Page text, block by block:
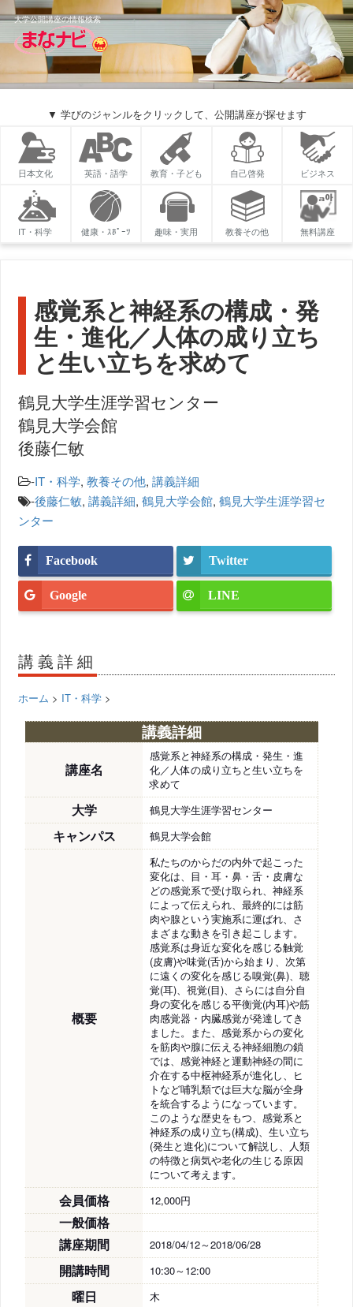
大学公開講座の情報検索
▼ 学びのジャンルをクリックして、公開講座が探せます
日本文化 英語・語学 教育・子ども 自己啓発 ビジネス
IT・科学 健康・ｽﾎﾟｰﾂ 趣味・実用 教養その他 無料講座
感覚系と神経系の構成・発
生・進化／人体の成り立ち
と生い立ちを求めて
鶴見大学生涯学習センター
鶴見大学会館
後藤仁敏
-IT・科学,教養その他,講義詳細
-後藤仁敏,講義詳細,鶴見大学会館,鶴見大学生涯学習セ
ンター
Facebook Twitter
Google LINE
講義詳細
ホーム > IT・科学 >
講義詳細
講座名
感覚系と神経系の構成・発生・進
化／人体の成り立ちと生い立ちを
求めて
大学 鶴見大学生涯学習センター
キャンパス 鶴見大学会館
概要
私たちのからだの内外で起こった
変化は、目・耳・鼻・舌・皮膚な
どの感覚系で受け取られ、神経系
によって伝えられ、最終的には筋
肉や腺という実施系に運ばれ、さ
まざまな動きを引き起こします。
感覚系は身近な変化を感じる触覚
(皮膚)や味覚(舌)から始まり、次第
に遠くの変化を感じる嗅覚(鼻)、聴
覚(耳)、視覚(目)、さらには自分自
身の変化を感じる平衡覚(内耳)や筋
肉感覚器・内臓感覚が発達してき
ました。また、感覚系からの変化
を筋肉や腺に伝える神経細胞の鎖
では、感覚神経と運動神経の間に
介在する中枢神経系が進化し、ヒ
トなど哺乳類では巨大な脳が全身
を統合するようになっています。
このような歴史をもつ、感覚系と
神経系の成り立ち(構成)、生い立ち
(発生と進化)について解説し、人類
の特徴と病気や老化の生じる原因
について考えます。
会員価格 12,000円
一般価格
講座期間
2018/04/12～2018/06/28
開講時間 10:30～12:00
曜日 木